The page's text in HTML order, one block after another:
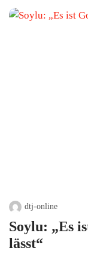
dtj-online
Soylu: „Es
lässt“